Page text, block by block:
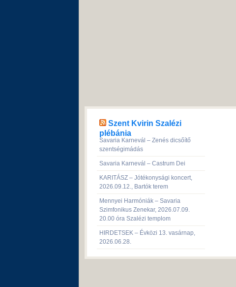
Szent Kvirin Szalézi
plébánia
Savaria Karnevál – Zenés dicsőítő
szentségimádás
Savaria Karnevál – Castrum Dei
KARITÁSZ – Jótékonysági koncert,
2026.09.12., Bartók terem
Mennyei Harmóniák – Savaria
Szimfonikus Zenekar, 2026.07.09.
20.00 óra Szalézi templom
HIRDETSEK – Évközi 13. vasárnap,
2026.06.28.